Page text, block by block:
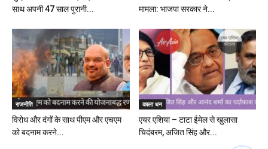
साथ अपनी 47 साल पुरानी...
मामला: भाजपा सरकार ने...
राजनीति
विरोध और दंगों के साथ पीएम और एचएम
को बदनाम करने...
काला धन
एयर एशिया – टाटा ईमेल से खुलासा
चिदंबरम, अजित सिंह और...